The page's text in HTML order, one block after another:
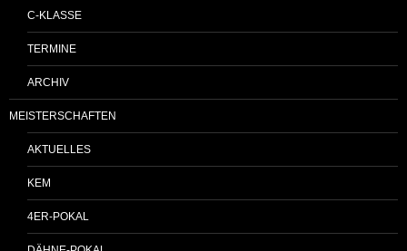
C-KLASSE
TERMINE
ARCHIV
MEISTERSCHAFTEN
AKTUELLES
KEM
4ER-POKAL